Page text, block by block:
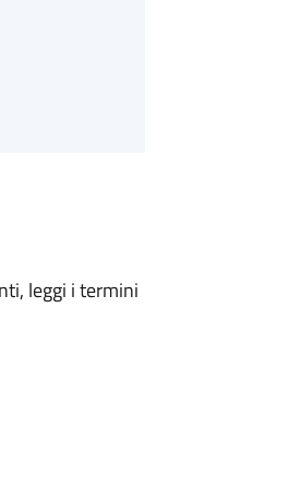
leggi i termini